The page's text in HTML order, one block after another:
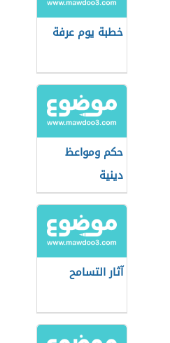
خطبة يوم عرفة
حكم ومواعظ
دينية
آثار التسامح